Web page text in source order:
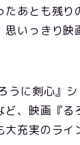
たあとも残り
思いっきり映
うに剣心』
ど、映画『る
充実のライ